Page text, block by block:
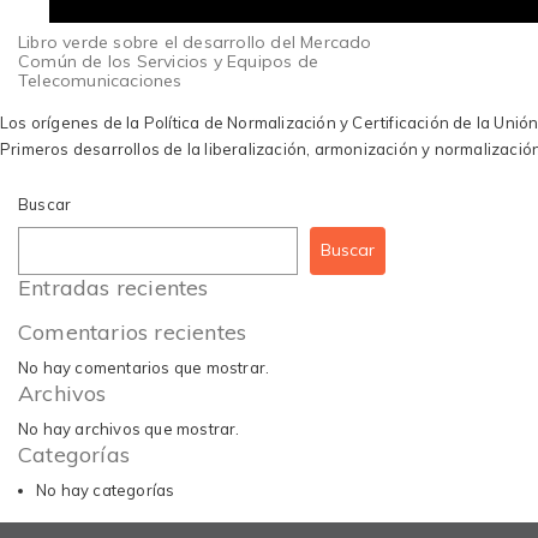
Libro verde sobre el desarrollo del Mercado
Común de los Servicios y Equipos de
Telecomunicaciones
Navegación
de
Los orígenes de la Política de Normalización y Certificación de la Unión
Primeros desarrollos de la liberalización, armonización y
Buscar
Buscar
Entradas recientes
Comentarios recientes
No hay comentarios que mostrar.
Archivos
No hay archivos que mostrar.
Categorías
No hay categorías